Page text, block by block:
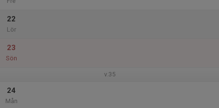
22
Lör
23
Sön
v.35
24
Mån